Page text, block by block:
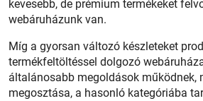
kevesebb, de prémium termékeket
webáruházunk van.
Míg a gyorsan változó készleteket
termékfeltöltéssel dolgozó
általánosabb megoldások működnek,
megosztása, a hasonló kategóriába